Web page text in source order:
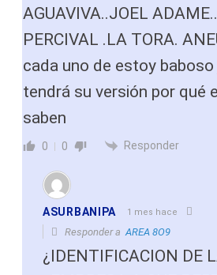
AGUAVIVA..JOEL
PERCIVAL .LA TORA.
cada uno de estoy
tendrá su versión por qué
saben
0 0 Responder
ASURBANIPA 1 mes hace
Responder aAREA 8O9
¿IDENTIFICACION DE